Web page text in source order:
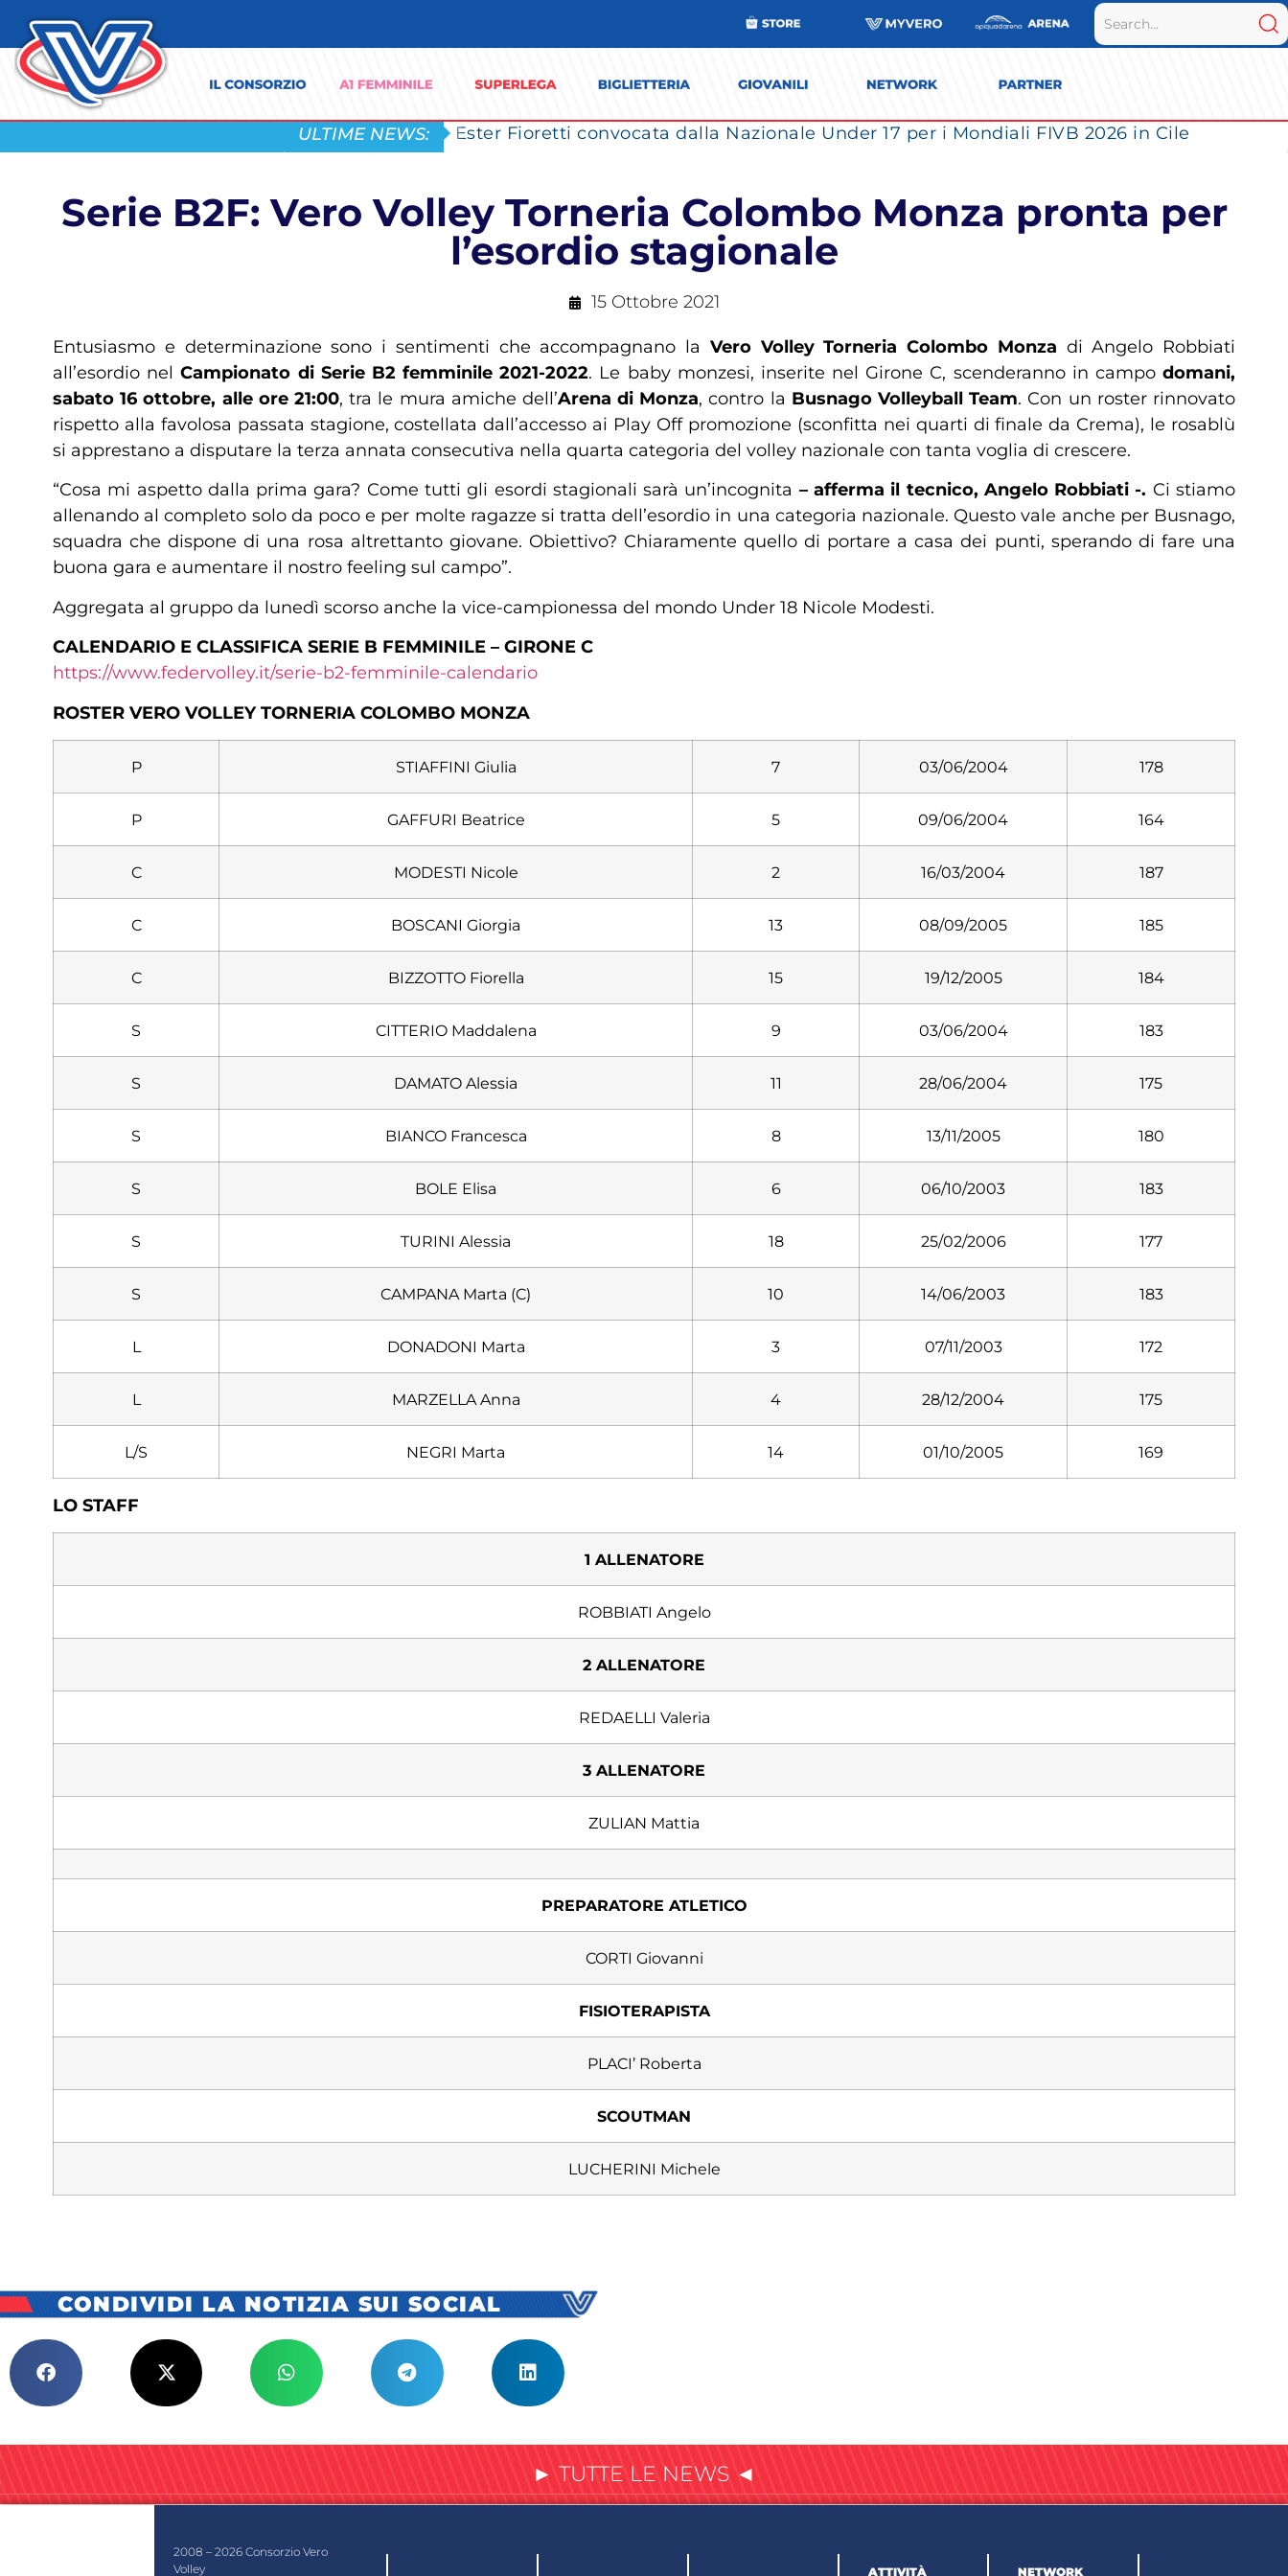
ULTIME NEWS: Ester Fioretti convocata dalla Nazionale Under 17 per i Mondiali FIVB 2026 in Cile
Serie B2F: Vero Volley Torneria Colombo Monza pronta per
l’esordio stagionale
15 Ottobre 2021
Entusiasmo e determinazione sono i sentimenti che accompagnano la Vero Volley Torneria Colombo Monza di Angelo Robbiati
all’esordio nelCampionato di Serie B2 femminile 2021-2022. Le baby monzesi, inserite nel Girone C, scenderanno in campodomani,
sabato 16 ottobre, alle ore 21:00, tra le mura amiche dell’Arena di Monza, contro la Busnago Volleyball Team. Con un roster rinnovato
rispetto alla favolosa passata stagione, costellata dall’accesso ai Play Off promozione (sconfitta nei quarti di finale da Crema), le rosablù
si apprestano a disputare la terza annata consecutiva nella quarta categoria del volley nazionale con tanta voglia di crescere.
“Cosa mi aspetto dalla prima gara? Come tutti gli esordi stagionali sarà un’incognita – afferma il tecnico, Angelo Robbiati -. Ci stiamo
allenando al completo solo da poco e per molte ragazze si tratta dell’esordio in una categoria nazionale. Questo vale anche per Busnago,
squadra che dispone di una rosa altrettanto giovane. Obiettivo? Chiaramente quello di portare a casa dei punti, sperando di fare una
buona gara e aumentare il nostro feeling sul campo”.
Aggregata al gruppo da lunedì scorso anche la vice-campionessa del mondo Under 18 Nicole Modesti.
CALENDARIO E CLASSIFICA SERIE B FEMMINILE – GIRONE C
https://www.federvolley.it/serie-b2-femminile-calendario
ROSTER VERO VOLLEY TORNERIA COLOMBO MONZA
P STIAFFINI Giulia 7 03/06/2004 178
P GAFFURI Beatrice 5 09/06/2004 164
C MODESTI Nicole 2 16/03/2004 187
C BOSCANI Giorgia 13 08/09/2005 185
C BIZZOTTO Fiorella 15 19/12/2005 184
S CITTERIO Maddalena 9 03/06/2004 183
S DAMATO Alessia 11 28/06/2004 175
S BIANCO Francesca 8 13/11/2005 180
S BOLE Elisa 6 06/10/2003 183
S TURINI Alessia 18 25/02/2006 177
S CAMPANA Marta (C) 10 14/06/2003 183
L DONADONI Marta 3 07/11/2003 172
L MARZELLA Anna 4 28/12/2004 175
L/S NEGRI Marta 14 01/10/2005 169
LO STAFF
1 ALLENATORE
ROBBIATI Angelo
2 ALLENATORE
REDAELLI Valeria
3 ALLENATORE
ZULIAN Mattia
PREPARATORE ATLETICO
CORTI Giovanni
FISIOTERAPISTA
PLACI’ Roberta
SCOUTMAN
LUCHERINI Michele
CONDIVIDI LA NOTIZIA SUI SOCIAL
► TUTTE LE NEWS ◄
2008 – 2026 Consorzio Vero
Volley
ATTIVITÀ NETWORK